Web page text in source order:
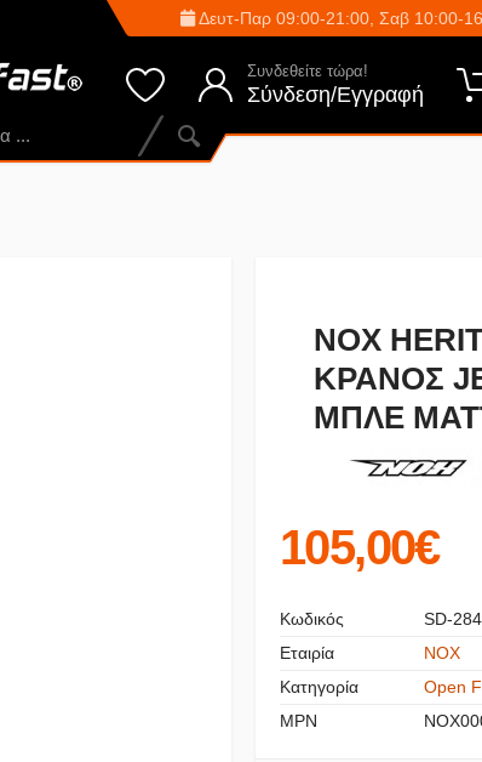
Δευτ-Παρ 09:00-21:00, Σαβ 10:00-
Συνδεθείτε τώρα!
Σύνδεση/Εγγραφή
NOX
ΚΡΑΝΟΣ
MΠΛΕ
105,00€
Κωδικός
SD-
Εταιρία
NOX
Κατηγορία
Open
MPN